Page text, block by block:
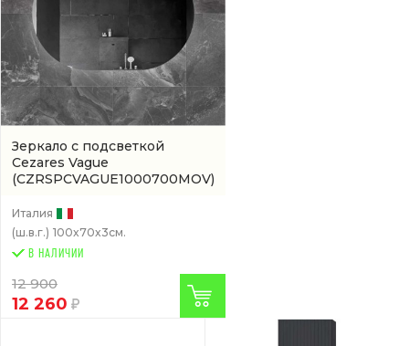
Зеркало с подсветкой
Cezares Vague
(CZRSPCVAGUE1000700MOV)
Италия
(ш.в.г.) 100x70x3см.
В НАЛИЧИИ
12 900
12 260